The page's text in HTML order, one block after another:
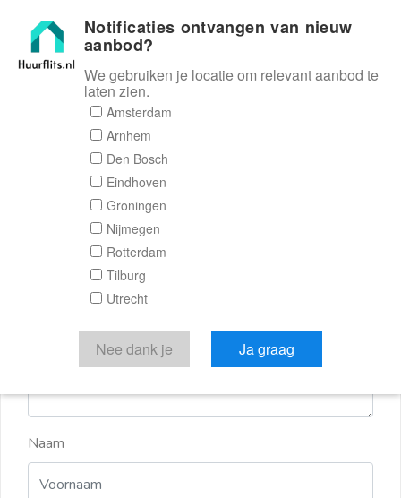
Huurflits
Reactieformulier
Huurflits
Verstuur je bericht
Door een bericht te sturen kom je in contact met de
aanbieder of makelaar van de woning.
Naam
Notificaties ontvangen van nieuw
aanbod?
We gebruiken je locatie om relevant aanbod te
laten zien.
Amsterdam
Arnhem
Den Bosch
Eindhoven
Groningen
Nijmegen
Rotterdam
Tilburg
Utrecht
Nee dank je Ja graag